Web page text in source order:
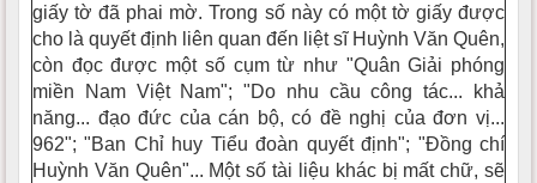
giấy tờ đã phai mờ. Trong số này có một tờ giấy được
cho là quyết định liên quan đến liệt sĩ Huỳnh Văn Quên,
còn đọc được một số cụm từ như "Quân Giải phóng
miền Nam Việt Nam"; "Do nhu cầu công tác... khả
năng... đạo đức của cán bộ, có đề nghị của đơn vị...
962"; "Ban Chỉ huy Tiểu đoàn quyết định"; "Đồng chí
Huỳnh Văn Quên"... Một số tài liệu khác bị mất chữ, sẽ